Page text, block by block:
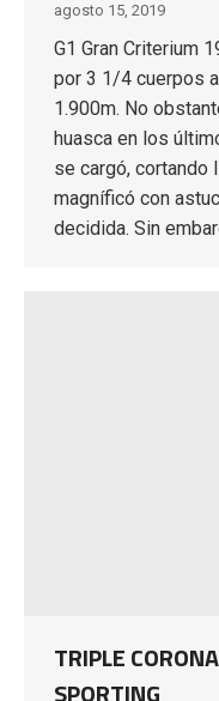
agosto 15, 2019
G1 Gran Criterium
por 3 1/4 cuerpos
1.900m. No
huasca en los
se cargó, cortando
magníficó con
decidida. Sin
TRIPLE
SPORTING